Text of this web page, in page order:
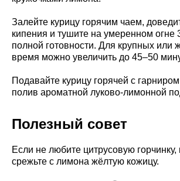
Залейте курицу горячим чаем,
кипения и тушите на умеренном огне
полной готовности. Для крупных или
время можно увеличить до 45–50
Подавайте курицу горячей с
полив ароматной луково-лимонной
Полезный совет
Если не любите цитрусовую
срежьте с лимона жёлтую кожицу.